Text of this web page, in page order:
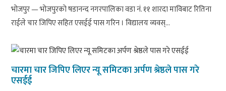
भोजपुर — भोजपुरको षडानन्द नगरपालिका वडा नं. ११ शारदा माविबाट रितिना
राईले चार जिपिए सहित एसईई पास गरिन । विद्यालय व्यवस्...
चारमा चार जिपिए लिएर न्यू समिटका अर्पण श्रेष्ठले पास गरे
एसईई